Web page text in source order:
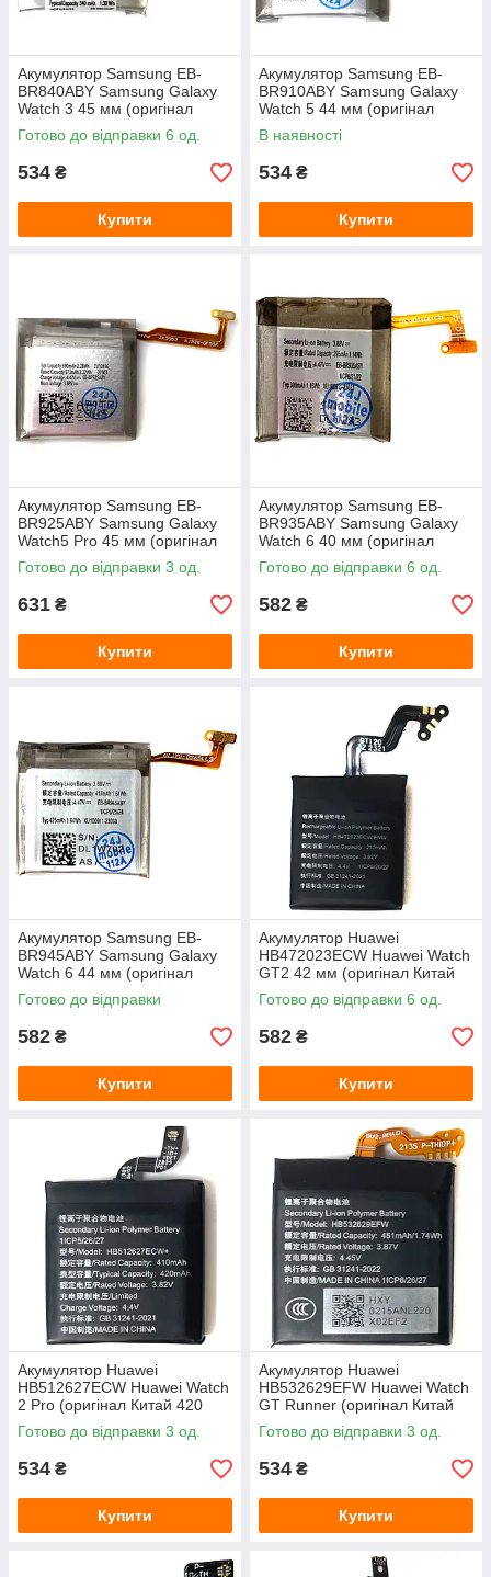
Акумулятор Samsung EB-
BR840ABY Samsung Galaxy
Watch 3 45 мм (оригінал
Китай 340 mAh)
Готово до відправки 6 од.
534 ₴
Купити
Акумулятор Samsung EB-
BR910ABY Samsung Galaxy
Watch 5 44 мм (оригінал
Китай 410 mAh)
В наявності
534 ₴
Купити
Акумулятор Samsung EB-
BR925ABY Samsung Galaxy
Watch5 Pro 45 мм (оригінал
Китай 590 mAh)
Готово до відправки 3 од.
631 ₴
Купити
Акумулятор Samsung EB-
BR935ABY Samsung Galaxy
Watch 6 40 мм (оригінал
Китай 300 mAh)
Готово до відправки 6 од.
582 ₴
Купити
Акумулятор Samsung EB-
BR945ABY Samsung Galaxy
Watch 6 44 мм (оригінал
Китай 425 mAh)
Готово до відправки
582 ₴
Купити
Акумулятор Huawei
HB472023ECW Huawei Watch
GT2 42 мм (оригінал Китай
215 mAh)
Готово до відправки 6 од.
582 ₴
Купити
Акумулятор Huawei
HB512627ECW Huawei Watch
2 Pro (оригінал Китай 420
mAh)
Готово до відправки 3 од.
534 ₴
Купити
Акумулятор Huawei
HB532629EFW Huawei Watch
GT Runner (оригінал Китай
451 mAh)
Готово до відправки 3 од.
534 ₴
Купити